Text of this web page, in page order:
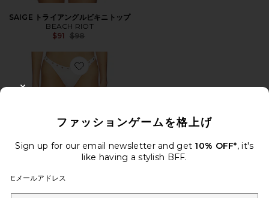
SAIGE トライアングルビキニトップ
BEACH RIOT
$91 Previous price:
$98
Favorite JULIA ビキニボトム
ファッションゲームを格上げ
Sign up for our email newsletter and get 10% OFF*, it's
like having a stylish BFF.
Eメールアドレス